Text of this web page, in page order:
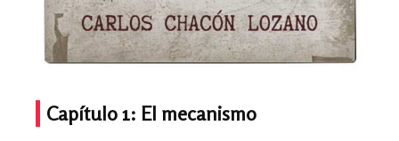
Capítulo 1: El mecanismo